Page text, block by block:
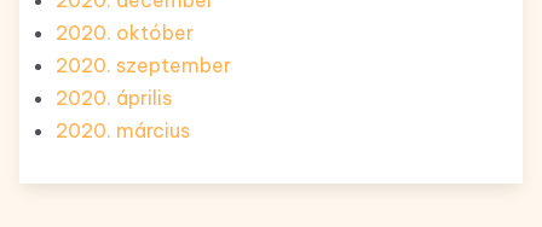
2020. október
2020. szeptember
2020. április
2020. március